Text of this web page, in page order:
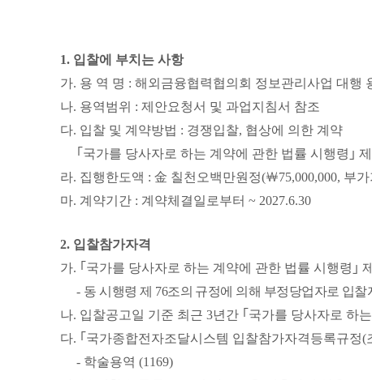
1. 입찰에 부치는 사항
가. 용 역 명 : 해외금융협력협의회 정보관리사업 대행
나. 용역범위 : 제안요청서 및 과업지침서 참조
다. 입찰 및 계약방법 : 경쟁입찰, 협상에 의한 계약
｢ 국가를 당사자로 하는 계약에 관한 법률 시행령 ｣제
라. 집행한도액 : 金 칠천오백만원정(￦75,000,000, 부
마. 계약기간 : 계약체결일로부터 ~ 2027.6.30
2. 입찰참가자격
가. ｢ 국가를 당사자로 하는 계약에 관한 법률 시행령 ｣ 제
- 동 시행령 제 76조의 규정에 의해 부정당업자로 입찰
나. 입찰공고일 기준 최근 3년간 ｢ 국가를 당사자로 하
다. ｢ 국가종합전자조달시스템 입찰참가자격등록규정(
- 학술용역(1169)